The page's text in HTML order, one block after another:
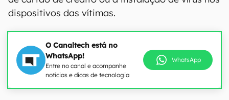
dispositivos das vítimas.
O Canaltech está no
WhatsApp!
Entre no canal e acompanhe
notícias e dicas de tecnologia
WhatsApp